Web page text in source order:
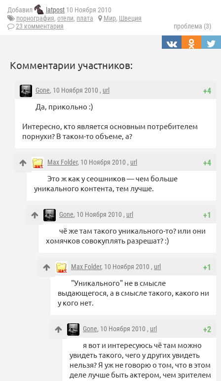
Добавил latpost 10 Ноября 2010
порнография, отели, плата Мир, Швеция
23 комментария
проблема (3)
Комментарии участников:
+4
Gone, 10 Ноября 2010 , url
Да, прикольно :)
Интересно, кто является основным потребителем
порнухи? В таком-то объеме, а?
+4
Max Folder, 10 Ноября 2010 , url
Это ж как у сеошников — чем больше
уникального контента, тем лучше.
+1
Gone, 10 Ноября 2010 , url
чё же там такого уникального-то? или они
хомячков совокуплять разрешат? :)
+1
Max Folder, 10 Ноября 2010 , url
"Уникального" не в смысле
выдающегося, а в смысле такого, какого ни
у кого нет.
+2
Gone, 10 Ноября 2010 , url
я вот и интересуюсь чё там можно
увидеть такого, чего у других увидеть
нельзя? Я уж не говорю о том, что в этом
деле лучше быть актером, чем зрителем